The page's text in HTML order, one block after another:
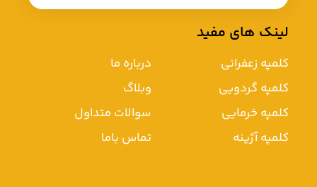
لینک های مفید
کلمپه زعفرانی
کلمپه گردویی
کلمپه خرمایی
کلمپه آژینه
درباره ما
وبلاگ
سوالات متداول
تماس باما